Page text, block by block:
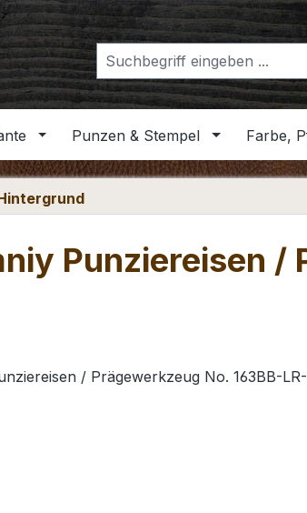
Punzen & Stempel Farbe,
Punziereisen /